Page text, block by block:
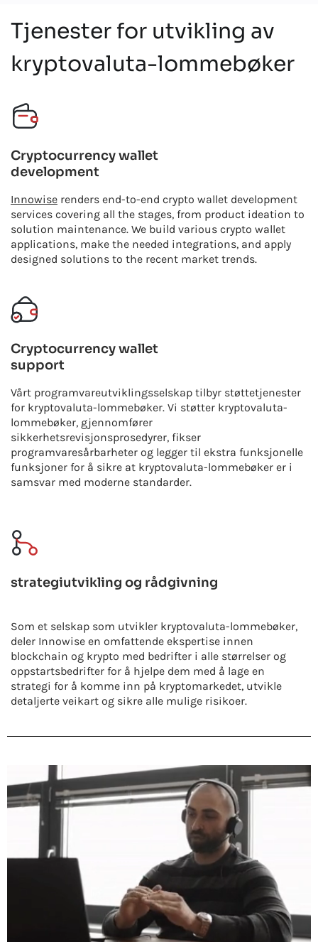
Tjenester for utvikling av
kryptovaluta-lommebøker
Cryptocurrency wallet
development
Innowise renders end-to-end crypto wallet development
services covering all the stages, from product ideation to
solution maintenance. We build various crypto wallet
applications, make the needed integrations, and apply
designed solutions to the recent market trends.
Cryptocurrency wallet
support
Vårt programvareutviklingsselskap tilbyr støttetjenester
for kryptovaluta-lommebøker. Vi støtter kryptovaluta-
lommebøker, gjennomfører
sikkerhetsrevisjonsprosedyrer, fikser
programvaresårbarheter og legger til ekstra funksjonelle
funksjoner for å sikre at kryptovaluta-lommebøker er i
samsvar med moderne standarder.
strategiutvikling og rådgivning
Som et selskap som utvikler kryptovaluta-lommebøker,
deler Innowise en omfattende ekspertise innen
blockchain og krypto med bedrifter i alle størrelser og
oppstartsbedrifter for å hjelpe dem med å lage en
strategi for å komme inn på kryptomarkedet, utvikle
detaljerte veikart og sikre alle mulige risikoer.